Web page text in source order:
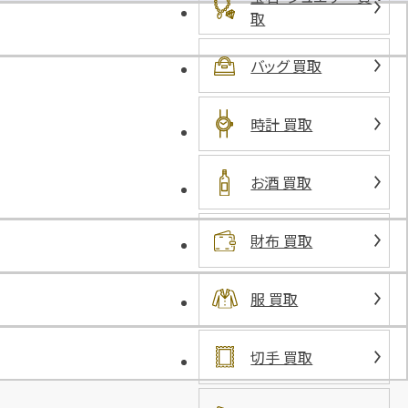
ム
窪
駅
北
口
取
バッグ 買取
時計 買取
お酒 買取
財布 買取
服 買取
切手 買取